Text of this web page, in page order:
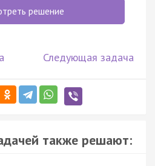
решение
Следующая задача
также решают: